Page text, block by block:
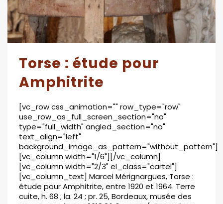
Torse : étude pour
Amphitrite
[vc_row css_animation="" row_type="row"
use_row_as_full_screen_section="no"
type="full_width" angled_section="no"
text_align="left"
background_image_as_pattern="without_pattern"]
[vc_column width="1/6"][/vc_column]
[vc_column width="2/3" el_class="cartel"]
[vc_column_text] Marcel Mérignargues, Torse :
étude pour Amphitrite, entre 1920 et 1964. Terre
cuite, h. 68 ; la. 24 ; pr. 25, Bordeaux, musée des